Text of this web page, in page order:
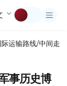
运输路线/中间走廊
事历史博